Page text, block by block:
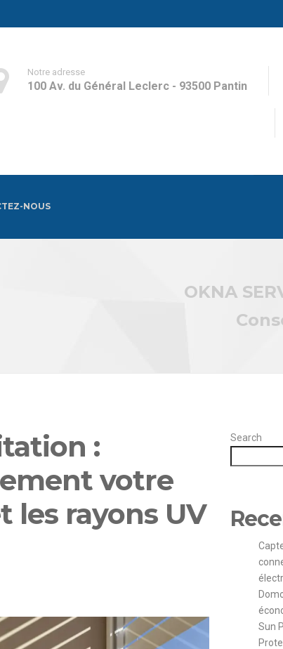
NOUS
Notre adresse
100 Av. du Général Leclerc - 93500 Pantin
OKNA
:
votre
les rayons UV
Search
Sun